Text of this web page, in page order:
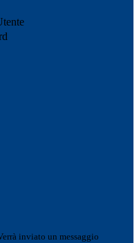
inviato un messaggio